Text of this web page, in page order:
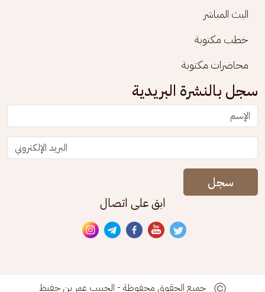
البث المباشر
خطب مكتوبة
محاضرات مكتوبة
سجل بالنشرة البريدية
سجل
ابق على اتصال
جميع الحقوق محفوظة - الحبيب عمر بن حفيظ